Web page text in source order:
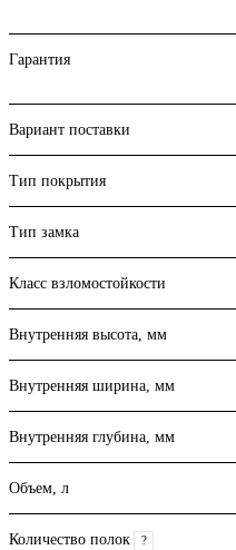
Гарантия
Вариант поставки
Тип покрытия
Тип замка
Класс взломостойкости
Внутренняя высота, мм
Внутренняя ширина, мм
Внутренняя глубина, мм
Объем, л
Количество полок ?